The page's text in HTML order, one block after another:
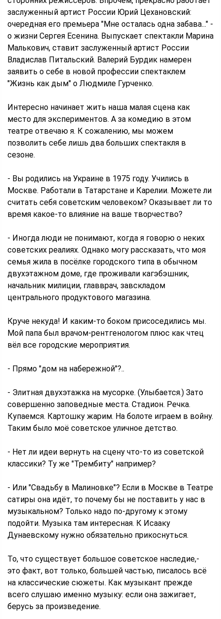
заслуженный артист России Юрий Цехановский:
очередная его премьера "Мне осталась одна забава..." -
о жизни Сергея Есенина. Выпускает спектакли Марина
Малькович, ставит заслуженный артист России
Владислав Питальский. Валерий Бурдик намерен
заявить о себе в новой профессии спектаклем
"Жизнь как дым" о Людмиле Гурченко.
Интересно начинает жить наша малая сцена как
место для экспериментов. А за комедию в этом
театре отвечаю я. К сожалению, мы можем
позволить себе лишь два больших спектакля в
сезоне.
- Вы родились на Украине в 1975 году. Учились в
Москве. Работали в Татарстане и Карелии. Можете ли
считать себя советским человеком? Оказывает ли то
время какое-то влияние на ваше творчество?
- Иногда люди не понимают, когда я говорю о неких
советских реалиях. Однако могу рассказать, что моя
семья жила в посёлке городского типа в обычном
двухэтажном доме, где проживали кагэбэшник,
начальник милиции, главврач, завскладом
центрального продуктового магазина.
Круче некуда! И каким-то боком присоседились мы.
Мой папа был врачом-рентгенологом плюс как чтец
вёл все городские мероприятия.
- Прямо "дом на набережной"?..
- Элитная двухэтажка на мусорке. (Улыбается.) Зато
совершенно заповедные места. Стадион. Речка.
Купаемся. Картошку жарим. На болоте играем в войну.
Таким было моё советское уличное детство.
- Нет ли идеи вернуть на сцену что-то из советской
классики? Ту же "Трембиту" например?
- Или "Свадьбу в Малиновке"? Если в Москве в Театре
сатиры она идёт, то почему бы не поставить у нас в
музыкальном? Только надо по-другому к этому
подойти. Музыка там интересная. К Исааку
Дунаевскому нужно обязательно прикоснуться.
То, что существует большое советское наследие,-
это факт, вот только, большей частью, писалось всё
на классические сюжеты. Как музыкант прежде
всего слушаю именно музыку: если она зажигает,
берусь за произведение.